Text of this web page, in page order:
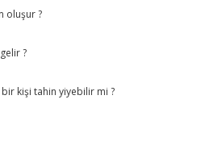
oluşur ?
?
kişi tahin yiyebilir mi ?